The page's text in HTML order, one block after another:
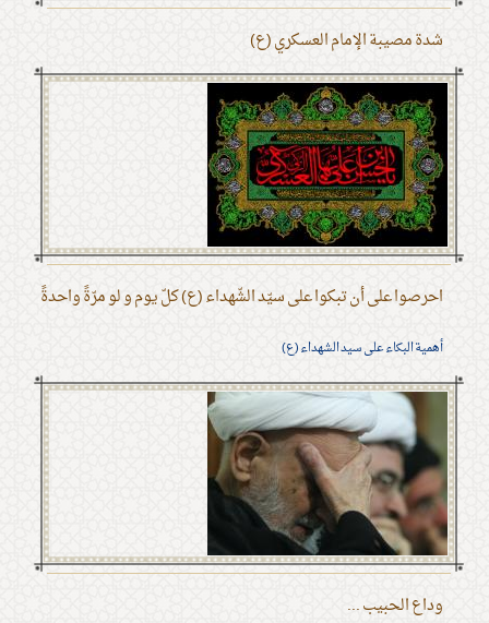
شدة مصيبة الإمام العسكري (ع)
احرصوا على أن تبكوا على سيّد الشّهداء (ع) كلّ يوم و لو مرّةً واحدةً
أهمية البكاء على سيد الشهداء (ع)
وداع الحبيب ...